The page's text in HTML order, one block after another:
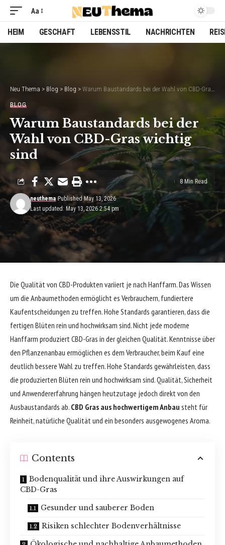
Font
Resizer
Aa
HEIM GESCHAFT LEBENSSTIL NACHRICHTEN
Neu Thema > Blog > Blog > Warum Baustandards bei der Wahl von CBD-Gras wichtig sind
BLOG
Warum Baustandards bei der
Wahl von CBD-Gras wichtig
sind
Last updated: May 13, 2026 2:54 pm
neuthema Published May 13, 2026
8 Min Read
Die Qualität von CBD-Produkten variiert je nach Hanffarm. Das Wissen
um die Anbaumethoden ermöglicht es Verbrauchern, fundiertere
Kaufentscheidungen zu treffen. Hohe Standards garantieren, dass die
fertigen Blüten rein und hochwirksam sind. Nicht jede moderne
Hanffarm produziert CBD-Gras in der gleichen Qualität. Kenntnisse über
den Pflanzenanbau ermöglichen es dem Verbraucher, beim Kauf eine
deutlich bessere Wahl zu treffen. Hohe Standards gewährleisten, dass
die produzierten Blüten rein und hochwirksam sind. Qualität, Sicherheit
und Anwendererfahrung hängen heutzutage jedoch direkt von den
Ausbaustandards ab. CBD Gras aus hochwertigem Anbausteht für
Reinheit, natürliche Qualität und ein besonders ausgewogenes Aroma.
Contents
Bodenqualität und ihre Auswirkungen auf
CBD-Gras
Gesunder und sauberer Boden
Risiken schlechter Bodenverhältnisse